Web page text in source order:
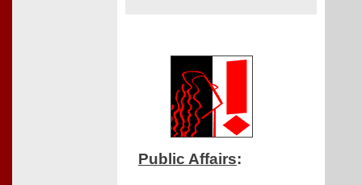
Public Affairs: